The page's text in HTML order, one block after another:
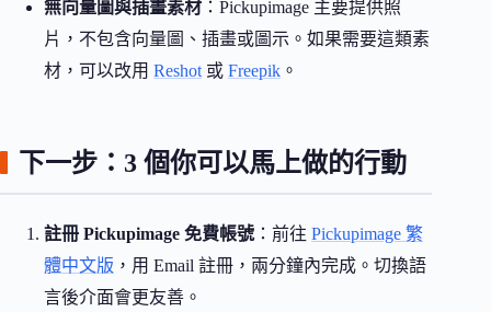
無向量圖與插畫素材 ：Pickupimage 主要提供照
片，不包含向量圖、插畫或圖示。如果需要這類素
材，可以改用 Reshot 或 Freepik 。
下一步：3 個你可以馬上做的行動
註冊 Pickupimage 免費帳號：前往 Pickupimage 繁
體中文版 ，用 Email 註冊，兩分鐘內完成。切換語
言後介面會更友善。